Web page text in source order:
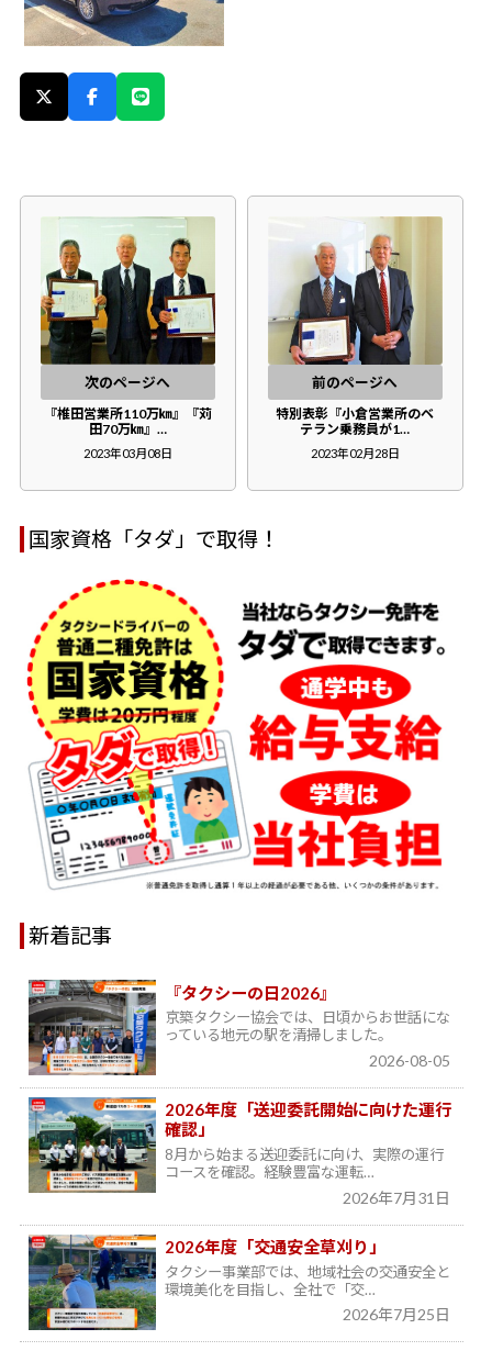
次のページへ
『椎田営業所110万㎞』『苅
田70万㎞』…
2023年03月08日
前のページへ
特別表彰『小倉営業所のベ
テラン乗務員が1…
2023年02月28日
国家資格「タダ」で取得！
新着記事
『タクシーの日2026』
京築タクシー協会では、日頃からお世話にな
っている地元の駅を清掃しました。
2026-08-05
2026年度「送迎委託開始に向けた運行
確認」
8月から始まる送迎委託に向け、実際の運行
コースを確認。経験豊富な運転…
2026年7月31日
2026年度「交通安全草刈り」
タクシー事業部では、地域社会の交通安全と
環境美化を目指し、全社で「交…
2026年7月25日